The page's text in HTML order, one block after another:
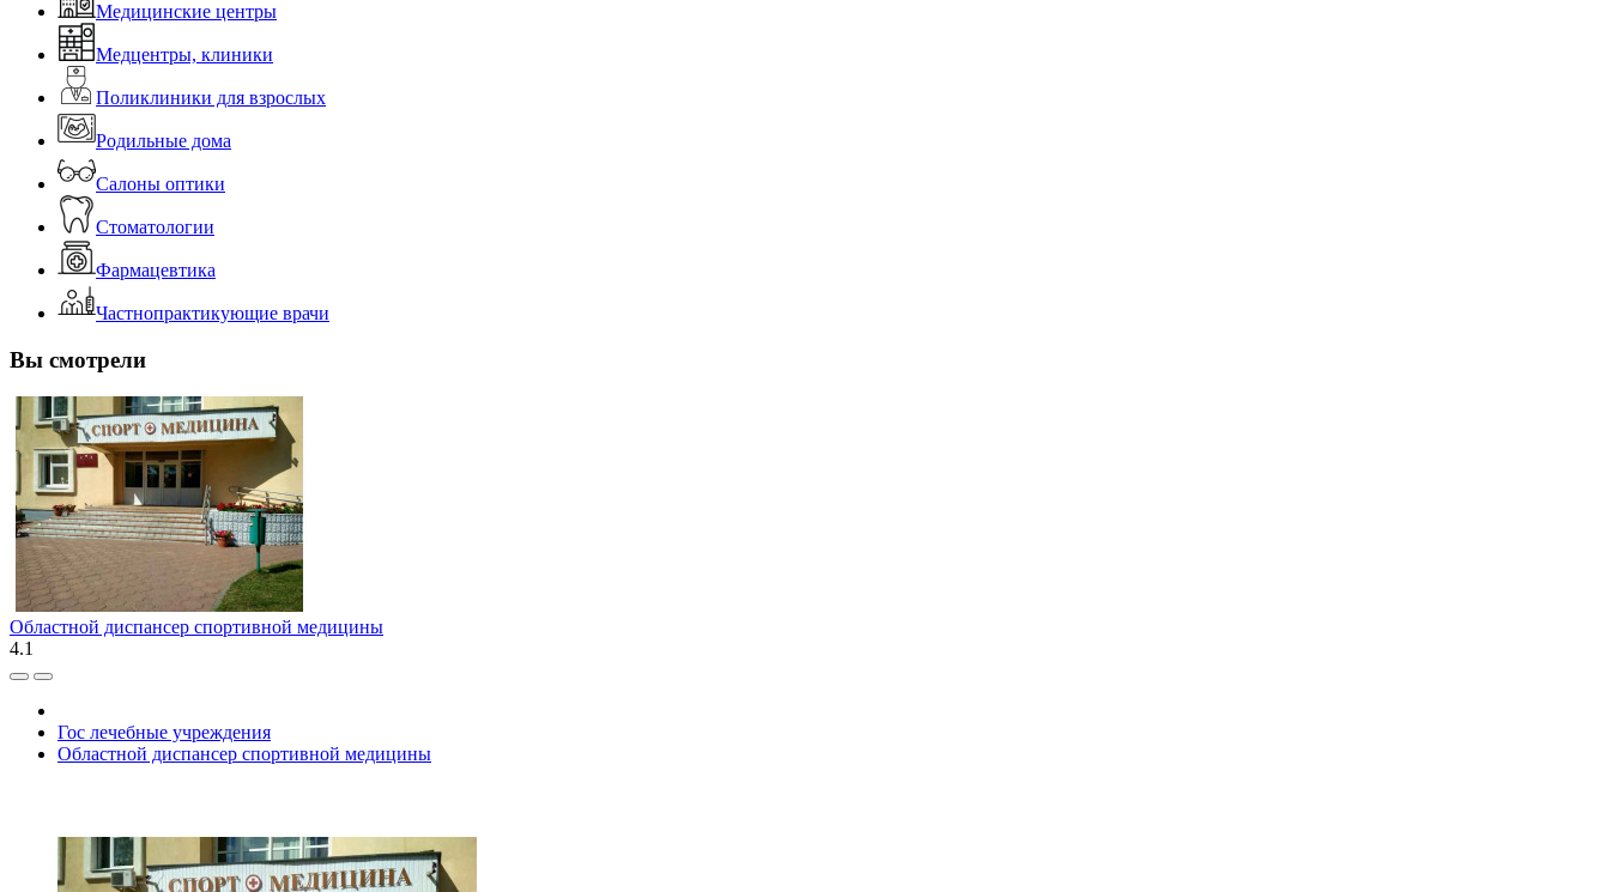
Медицинские центры
Медцентры, клиники
Поликлиники для взрослых
Родильные дома
Салоны оптики
Стоматологии
Фармацевтика
Частнопрактикующие врачи
Вы смотрели
Областной диспансер спортивной медицины
4.1
Гос лечебные учреждения
Областной диспансер спортивной медицины